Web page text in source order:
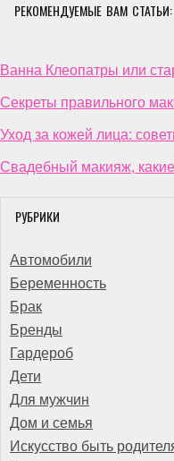
РЕКОМЕНДУЕМЫЕ ВАМ СТАТЬИ:
Ванна Клеопатры или
Секреты правильного
Уход за кожей лица:
Свадебный макияж, какие
РУБРИКИ
Автомобили
Беременность
Брак
Бренды
Гардероб
Дети
Для мужчин
Дом и семья
Искусство быть